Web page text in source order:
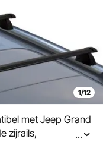
1/12
met Jeep Grand
zijrails,
...